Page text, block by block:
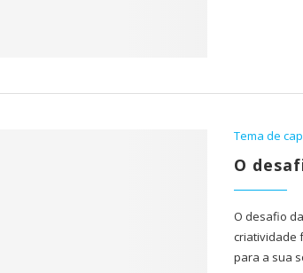
Tema de
O
O desafio
criatividade
para a sua